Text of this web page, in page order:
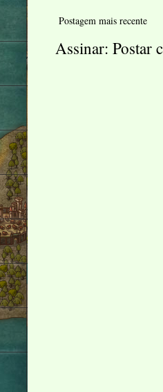
Postagem mais recente
Assinar: Postar